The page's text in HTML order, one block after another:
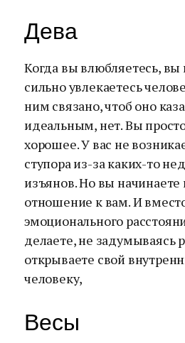
Дева
Когда вы влюбляетесь, вы
сильно увлекаетесь
ним связано, чтоб оно
идеальным, нет. Вы
хорошее. У вас не
ступора из-за каких-то
изъянов. Но вы начинаете
отношение к вам. И
эмоционального
делаете, не задумываясь
открываете свой
человеку,
Весы